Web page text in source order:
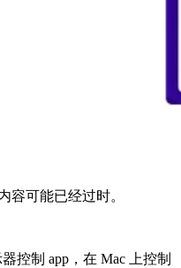
容可能已经过时。
控制 app，在 Mac 上控制